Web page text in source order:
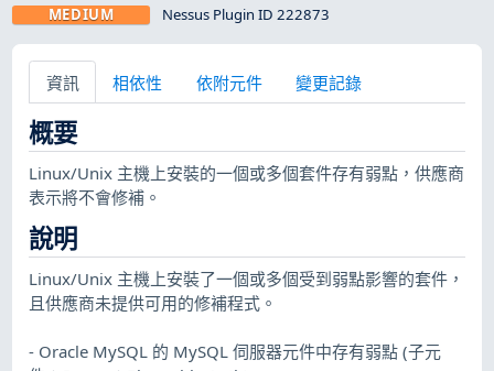
MEDIUM Nessus Plugin ID 222873
資訊 相依性 依附元件 變更記錄
概要
Linux/Unix 主機上安裝的一個或多個套件存有弱點，供應商
表示將不會修補。
說明
Linux/Unix 主機上安裝了一個或多個受到弱點影響的套件，
且供應商未提供可用的修補程式。
- Oracle MySQL 的 MySQL 伺服器元件中存有弱點 (子元